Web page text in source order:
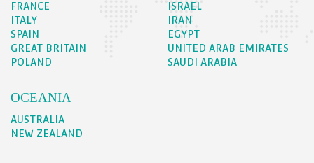
FRANCE
ITALY
SPAIN
GREAT BRITAIN
POLAND
ISRAEL
IRAN
EGYPT
UNITED ARAB EMIRATES
SAUDI ARABIA
OCEANIA
AUSTRALIA
NEW ZEALAND